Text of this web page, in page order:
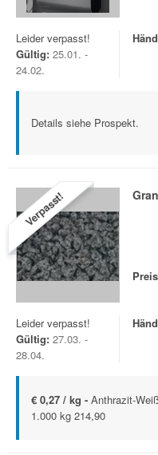
Leider verpasst!
Gültig: 25.01. -
24.02.
Details siehe Prospekt.
Verpasst!
Leider verpasst!
Gültig: 27.03. -
28.04.
€ 0,27 / kg - Anthrazit-
1.000 kg 214,90